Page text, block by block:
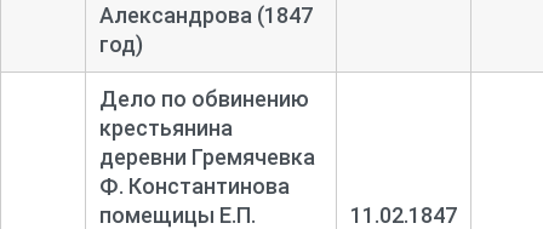
Александрова (1847
год)
Дело по обвинению
крестьянина
деревни Гремячевка
Ф. Константинова
помещицы Е.П.
11.02.1847